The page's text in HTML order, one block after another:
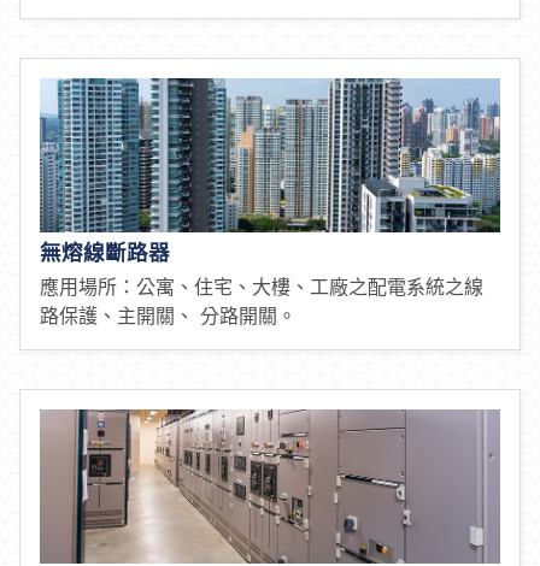
無熔線斷路器
應用場所：公寓、住宅、大樓、工廠之配電系統之線
路保護、主開關、 分路開關。